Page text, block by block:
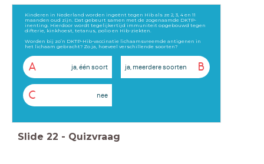
Kinderen in Nederland worden ingeënt tegen Hib als ze 2, 3, 4 en 11
maanden oud zijn. Dat gebeurt samen met de zogenaamde DKTP-
inenting. Hierdoor wordt tegelijkertijd immuniteit opgebouwd tegen
difterie, kinkhoest, tetanus, polio en Hib-ziekten.
Worden bij zo’n DKTP-Hib-vaccinatie lichaamsvreemde antigenen in
het lichaam gebracht? Zo ja, hoeveel verschillende soorten?
A ja, één soort B
ja, meerdere soorten
C nee
Slide 22 - Quizvraag